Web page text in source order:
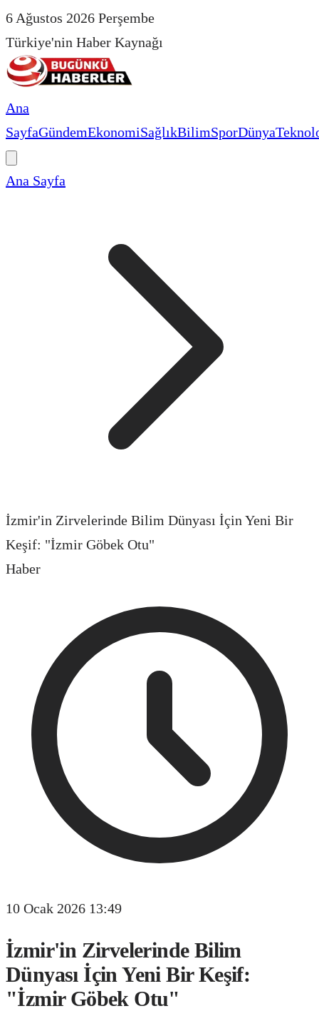
6 Ağustos 2026 Perşembe
Türkiye'nin Haber Kaynağı
Ana
SayfaGündemEkonomiSağlıkBilimSporDünya
Ana Sayfa
İzmir'in Zirvelerinde Bilim Dünyası İçin Yeni Bir
Keşif: "İzmir Göbek Otu"
Haber
10 Ocak 2026 13:49
İzmir'in Zirvelerinde Bilim
Dünyası İçin Yeni Bir Keşif:
"İzmir Göbek Otu"